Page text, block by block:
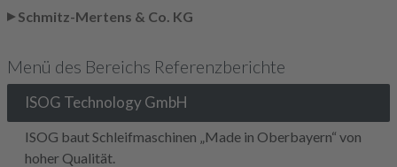
Schmitz-Mertens & Co. KG
Menü des Bereichs Referenzberichte
ISOG Technology GmbH
ISOG baut Schleifmaschinen „Made in Oberbayern“ von
hoher Qualität.